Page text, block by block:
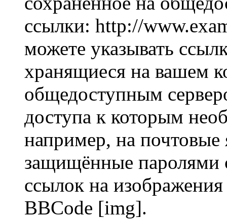
ссылки: http://
можете указывать
хранящиеся на вашем
общедоступным
доступа к которым
например, на
защищённые паролями
ссылок на
BBCode [img].